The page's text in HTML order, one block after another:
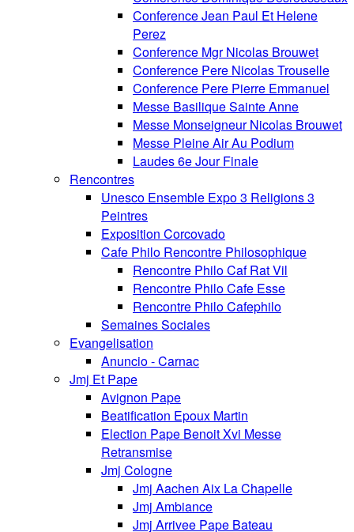
Conference Jean Paul Et Helene
Perez
Conference Mgr Nicolas Brouwet
Conference Pere Nicolas Trouselle
Conference Pere Pierre Emmanuel
Messe Basilique Sainte Anne
Messe Monseigneur Nicolas Brouwet
Messe Pleine Air Au Podium
Laudes 6e Jour Finale
Rencontres
Unesco Ensemble Expo 3 Religions 3
Peintres
Exposition Corcovado
Cafe Philo Rencontre Philosophique
Rencontre Philo Caf Rat Vil
Rencontre Philo Cafe Esse
Rencontre Philo Cafephilo
Semaines Sociales
Evangelisation
Anuncio - Carnac
Jmj Et Pape
Avignon Pape
Beatification Epoux Martin
Election Pape Benoit Xvi Messe
Retransmise
Jmj Cologne
Jmj Aachen Aix La Chapelle
Jmj Ambiance
Jmj Arrivee Pape Bateau